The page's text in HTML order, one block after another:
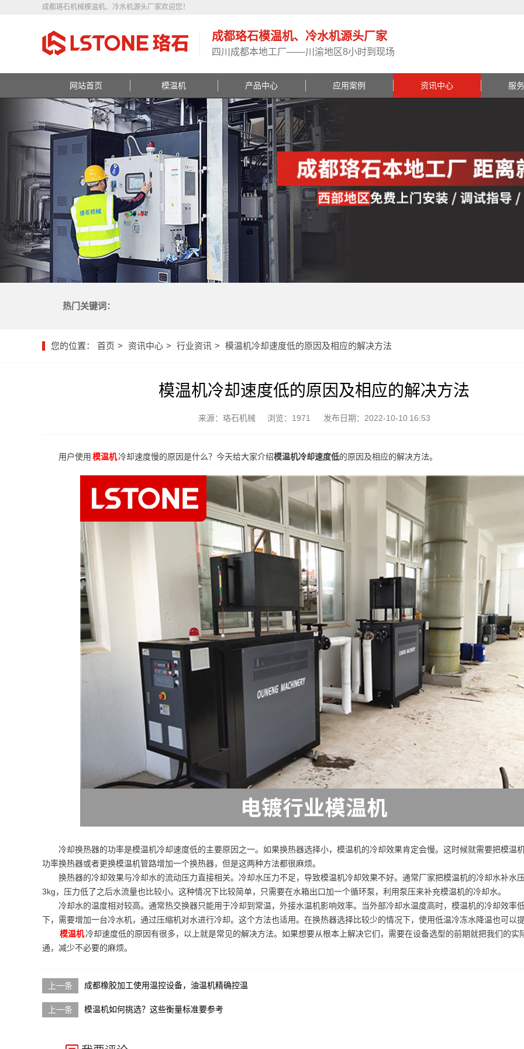
成都珞石机械模温机、冷水机源头厂家欢迎您！
成都珞石模温机、冷水机源头厂家
四川成都本地工厂——川渝地区8小时到现场
网站首页 模温机 产品中心 应用案例 资讯中心 服
热门关键词：
您的位置： 首页 资讯中心 行业资讯 模温机冷却速度低的原因及相应的解决方法
模温机冷却速度低的原因及相应的解决方法
来源：珞石机械 浏览：1971 发布日期：2022-10-10 16:53
用户使用 模温机冷却速度慢的原因是什么？今天给大家介绍模温机冷却速度低的原因及相应的解决方法。
冷却换热器的功率是模温机冷却速度低的主要原因之一。如果换热器选择小，模温机的冷却效果肯定会慢。这时候就需要把模温
功率换热器或者更换模温机管路增加一个换热器，但是这两种方法都很麻烦。
换热器的冷却效果与冷却水的流动压力直接相关。冷却水压力不足，导致模温机冷却效果不好。通常厂家把模温机的冷却水补水
3kg，压力低了之后水流量也比较小。这种情况下比较简单，只需要在水箱出口加一个循环泵，利用泵压来补充模温机的冷却水。
冷却水的温度相对较高。通常热交换器只能用于冷却到常温，外接水温机影响效率。当外部冷却水温度高时，模温机的冷却效率
下，需要增加一台冷水机，通过压缩机对水进行冷却。这个方法也适用。在换热器选择比较少的情况下，使用低温冷冻水降温也可以
模温机冷却速度低的原因有很多，以上就是常见的解决方法。如果想要从根本上解决它们，需要在设备选型的前期就把我们的实
通，减少不必要的麻烦。
成都橡胶加工使用温控设备，油温机精确控温
模温机如何挑选？这些衡量标准要参考